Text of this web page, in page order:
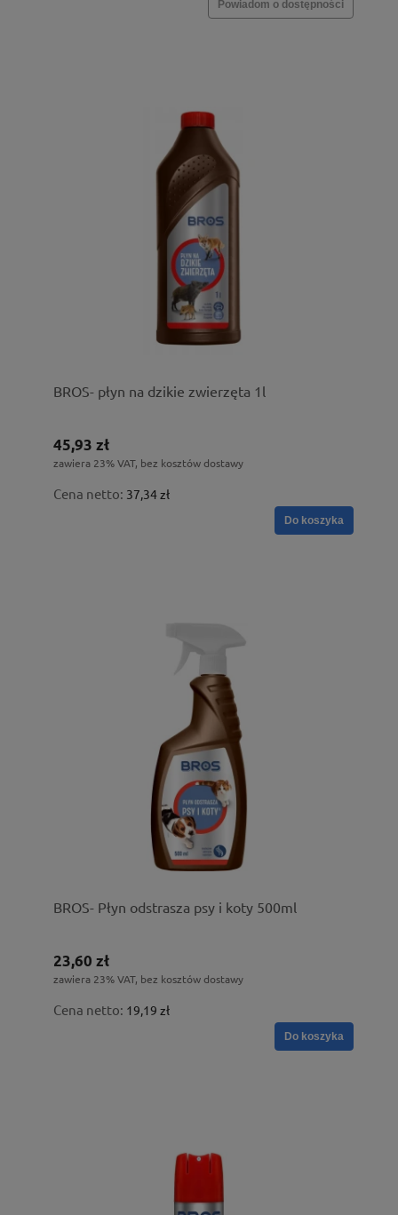
Powiadom o dostępności
BROS- płyn na dzikie zwierzęta 1l
45,93 zł
zawiera 23% VAT, bez kosztów dostawy
Cena netto: 37,34 zł
Do koszyka
BROS- Płyn odstrasza psy i koty 500ml
23,60 zł
zawiera 23% VAT, bez kosztów dostawy
Cena netto: 19,19 zł
Do koszyka